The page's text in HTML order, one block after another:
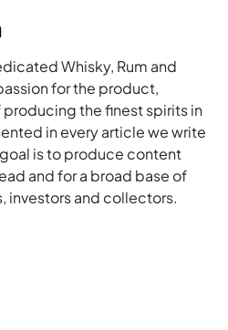
Whisky, Rum and
for the product,
the finest spirits in
in every article we write
is to produce content
and for a broad base of
investors and collectors.